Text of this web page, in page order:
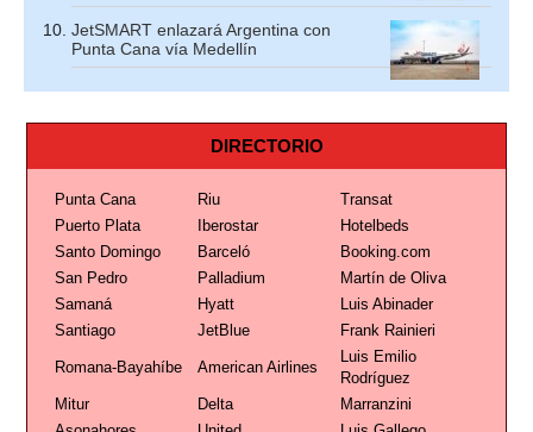
JetSMART enlazará Argentina con
Punta Cana vía Medellín
DIRECTORIO
Punta Cana Riu
Transat
Puerto Plata
Iberostar
Hotelbeds
Santo Domingo
Barceló
Booking.com
San Pedro
Palladium
Martín de Oliva
Samaná
Hyatt
Luis Abinader
Santiago
JetBlue Frank Rainieri
Romana-Bayahíbe American Airlines
Luis Emilio
Rodríguez
Mitur
Delta
Marranzini